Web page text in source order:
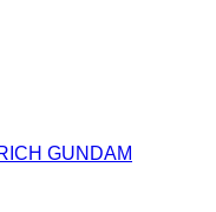
GUNDAM